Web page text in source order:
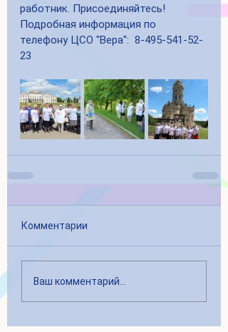
работник. Присоединяйтесь!
Подробная информация по
телефону ЦСО "Вера":  8-495-541-52-
23
Комментарии
Ваш комментарий...